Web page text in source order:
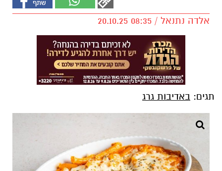
אלדה נתנאל / 08:35 20.10.25
תגים: באדיבות גרג